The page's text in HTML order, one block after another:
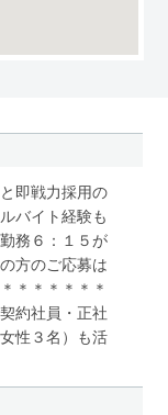
即戦力採用の
バイト経験も
務６：１５が
方のご応募は
＊＊＊＊＊＊
約社員・正社
性３名）も活